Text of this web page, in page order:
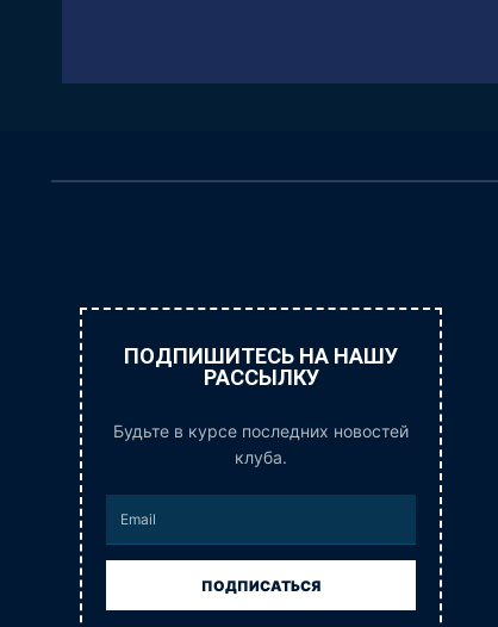
ПОДПИШИТЕСЬ НА НАШУ
РАССЫЛКУ
Будьте в курсе последних новостей
клуба.
ПОДПИСАТЬСЯ